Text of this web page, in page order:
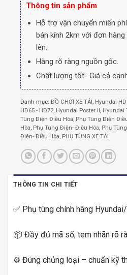
Thông tin sản phẩm
Hỗ trợ vận chuyển miến
bán kính 2km với đơn
lên.
Hàng rõ ràng nguồn gốc.
Chất lượng tốt- Giá cả
Danh mục: ĐỒ CHƠI XE TẢI, Hyundai
HD65 - HD72, Hyundai Poster II, Hyundai
Tùng Điện Điều Hòa, Phụ Tùng Điện
Hòa, Phụ Tùng Điện- Điều Hòa, Phụ
Điện- Điều Hòa, PHỤ TÙNG XE TẢI
THÔNG TIN CHI TIẾT
✅ Phụ tùng chính hãng
📦 Đầy đủ mã số, tem nhãn rõ
⚙️ Đúng chủng loại – chuẩn kỹ